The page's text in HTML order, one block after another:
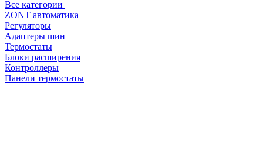
Все категории
ZONT автоматика
Регуляторы
Адаптеры шин
Термостаты
Блоки расширения
Контроллеры
Панели термостаты